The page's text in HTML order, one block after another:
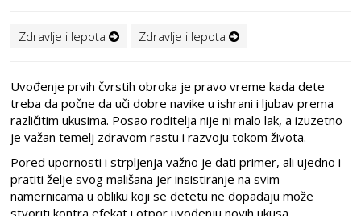
Zdravlje i lepota Zdravlje i lepota
Uvođenje prvih čvrstih obroka je pravo vreme kada dete
treba da počne da uči dobre navike u ishrani i ljubav prema
različitim ukusima. Posao roditelja nije ni malo lak, a izuzetno
je važan temelj zdravom rastu i razvoju tokom života.
Pored upornosti i strpljenja važno je dati primer, ali ujedno i
pratiti želje svog mališana jer insistiranje na svim
namernicama u obliku koji se detetu ne dopadaju može
stvoriti kontra efekat i otpor uvođenju novih ukusa.